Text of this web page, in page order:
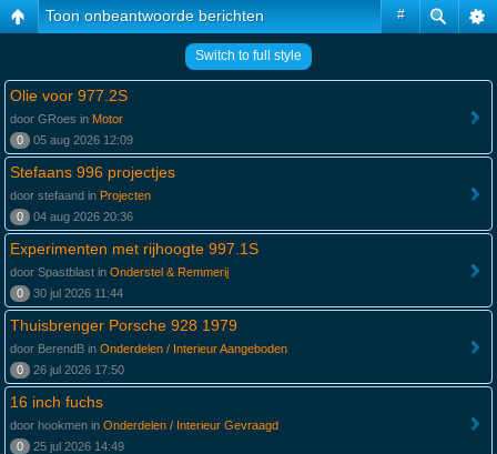
#
Toon onbeantwoorde berichten
Switch to full style
Olie voor 977.2S
door GRoes in Motor
0
05 aug 2026 12:09
Stefaans 996 projectjes
door stefaand in Projecten
0
04 aug 2026 20:36
Experimenten met rijhoogte 997.1S
door Spastblast in Onderstel & Remmerij
0
30 jul 2026 11:44
Thuisbrenger Porsche 928 1979
door BerendB in Onderdelen / Interieur Aangeboden
0
26 jul 2026 17:50
16 inch fuchs
door hookmen in Onderdelen / Interieur Gevraagd
0
25 jul 2026 14:49